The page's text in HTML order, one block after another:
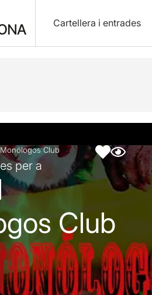
Cartellera i entrades
artística
Club
per a
Club